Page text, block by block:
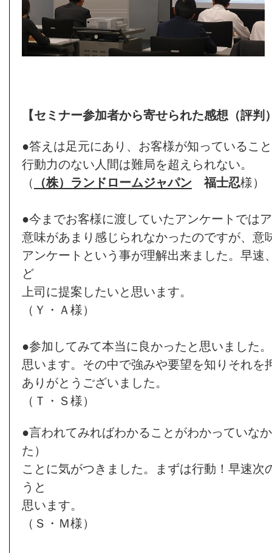
【セミナー参加者から寄せられた感想（評判
●答えは足元にあり、お客様が知っているこ
行動力のない人間は難局を超えられない。
（
（株）ランドロームジャパン 福士忍様）
●今までお客様に渡していたアンケートでは
意味があまり感じられなかったのですが、意
アンケートという事が理解出来ました。早速
ど
上司に提案したいと思います。
（Ｙ・Ａ様）
●参加してみて本当に良かったと思いました
思います。その中で強みや要望を知りそれを
ありがとうございました。
（Ｔ・Ｓ様）
●言われてみればわかることがわかっていな
た）
ことに気がつきました。まずは行動！早速次
うと
思います。
（Ｓ・Ｍ様）